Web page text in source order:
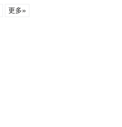
更多»